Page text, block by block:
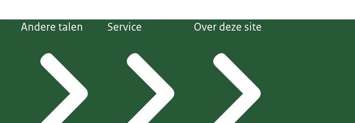
Andere talen Service Over deze site